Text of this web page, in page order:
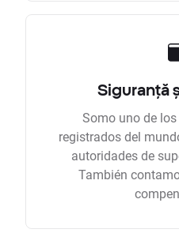
Siguranță
Somo uno de
registrados del
autoridades de
También